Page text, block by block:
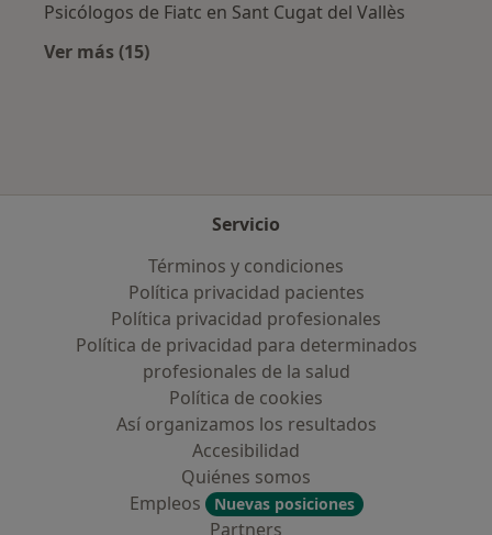
Psicólogos de Fiatc en Sant Cugat del Vallès
Ver más (15)
Servicio
Términos y condiciones
Política privacidad pacientes
Política privacidad profesionales
Política de privacidad para determinados
profesionales de la salud
Política de cookies
Así organizamos los resultados
Accesibilidad
Quiénes somos
Empleos
Nuevas posiciones
Partners